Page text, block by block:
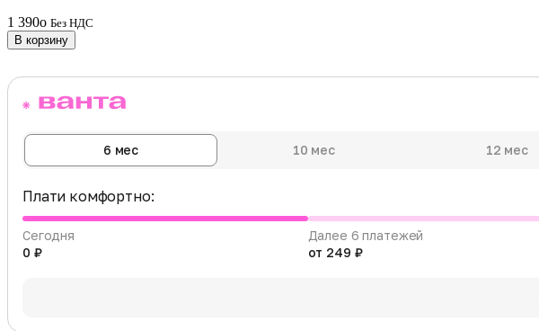
1 390o Без НДС
В корзину
6 мес 10 мес 12 мес
Плати комфортно:
Сегодня
0 ₽
Далее 6 платежей
от 249 ₽